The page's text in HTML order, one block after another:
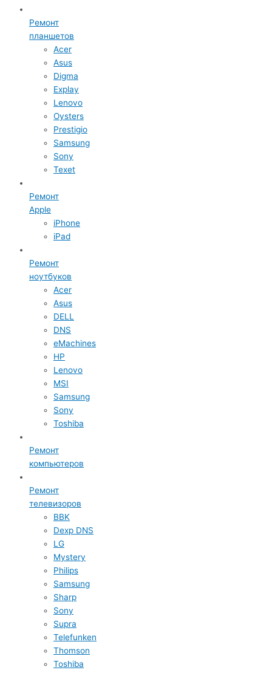
Ремонт
планшетов
Acer
Asus
Digma
Explay
Lenovo
Oysters
Prestigio
Samsung
Sony
Texet
Ремонт
Apple
iPhone
iPad
Ремонт
ноутбуков
Acer
Asus
DELL
DNS
eMachines
HP
Lenovo
MSI
Samsung
Sony
Toshiba
Ремонт
компьютеров
Ремонт
телевизоров
BBK
Dexp DNS
LG
Mystery
Philips
Samsung
Sharp
Sony
Supra
Telefunken
Thomson
Toshiba